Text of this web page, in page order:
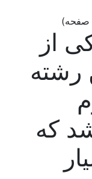
از
رشته
که